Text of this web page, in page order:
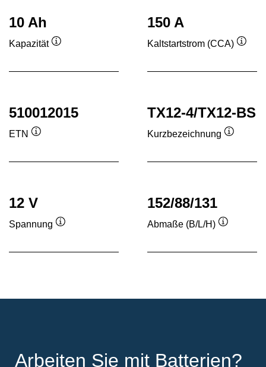
10 Ah
Kapazität
150 A
Kaltstartstrom (CCA)
510012015
ETN
TX12-4/TX12-BS
Kurzbezeichnung
12 V
Spannung
152/88/131
Abmaße (B/L/H)
Arbeiten Sie mit Batterien?